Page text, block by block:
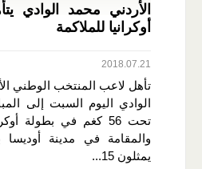
الأردني محمد الوادي
أوكرانيا للملاكمة
2018.07.21
تأهل لاعب المنتخب الوطني
الوادي اليوم السبت إلى
تحت 56 كغم في بطولة
يمثلون 15...